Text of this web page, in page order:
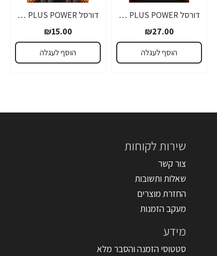
דורסל PLUS POWER סוללות 9V אריזת 1 יחידות - מבית Duracell
₪27.00
הוסף לעגלה
דורסל PLUS POWER סוללות AAA אריזת 4 יחידות - מבית Duracell
₪15.00
הוסף לעגלה
שירות לקוחות
צור קשר
שאלות ותשובות
החזרת מוצרים
מעקב הזמנות
מידע
סטטוסי הזמנה והסבר מלא